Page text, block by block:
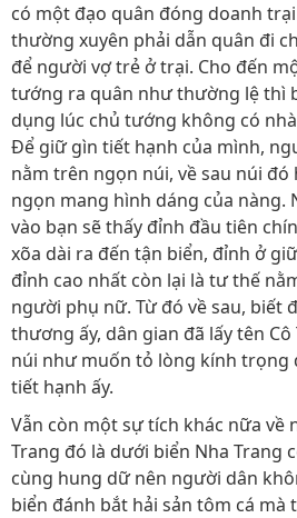
có một đạo quân đóng doanh
thường xuyên phải dẫn quân đi
để người vợ trẻ ở trại. Cho đến
tướng ra quân như thường lệ thì
dụng lúc chủ tướng không có
Để giữ gìn tiết hạnh của mình,
nằm trên ngọn núi, về sau núi đó
ngọn mang hình dáng của nàng.
vào bạn sẽ thấy đỉnh đầu tiên
xõa dài ra đến tận biển, đỉnh ở
đỉnh cao nhất còn lại là tư thế
người phụ nữ. Từ đó về sau, biết
thương ấy, dân gian đã lấy tên
núi như muốn tỏ lòng kính trọng
tiết hạnh ấy.
Vẫn còn một sự tích khác nữa về
Trang đó là dưới biển Nha Trang
cùng hung dữ nên người dân
biển đánh bắt hải sản tôm cá mà